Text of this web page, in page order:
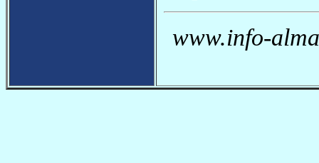
www.info-